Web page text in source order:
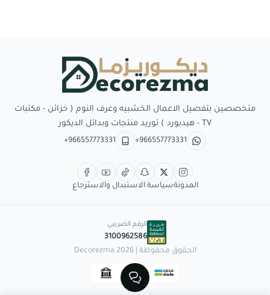
متخصصين بتفصيل الاعمال الخشبيه وغرف النوم ( خزائن - مكتبات
TV - هيدبورد ) توريد منتجات وبدائل الديكور
+966557773331
+966557773331
المدونةسياسة الاستبدال والاسترجاع
الرقم الضريبي
3100962586
الحقوق محفوظة | 2026
Decorezma